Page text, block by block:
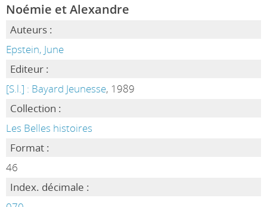
Noémie et Alexandre
Auteurs :
Epstein, June
Editeur :
[S.l.] : Bayard Jeunesse, 1989
Collection :
Les Belles histoires
Format :
46
Index. décimale :